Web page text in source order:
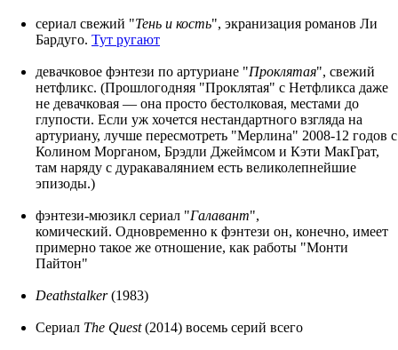
сериал свежий "Тень и кость", экранизация романов Ли
Бардуго. Тут ругают
девачковое фэнтези по артуриане "Проклятая", свежий
нетфликс. (Прошлогодняя "Проклятая" с Нетфликса даже
не девачковая — она просто бестолковая, местами до
глупости. Если уж хочется нестандартного взгляда на
артуриану, лучше пересмотреть "Мерлина" 2008-12 годов с
Колином Морганом, Брэдли Джеймсом и Кэти МакГрат,
там наряду с дуракавалянием есть великолепнейшие
эпизоды.)
фэнтези-мюзикл сериал "Галавант",
комический. Одновременно к фэнтези он, конечно, имеет
примерно такое же отношение, как работы "Монти
Пайтон"
Deathstalker(1983)
Сериал The Quest(2014) восемь серий всего